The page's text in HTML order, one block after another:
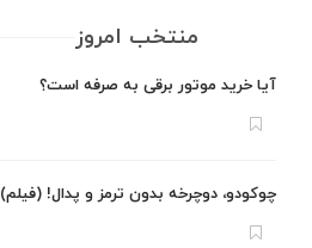
منتخب امروز
آیا خرید موتور برقی به صرفه است؟
چوکودو، دوچرخه بدون ترمز و پدال! (فیلم)